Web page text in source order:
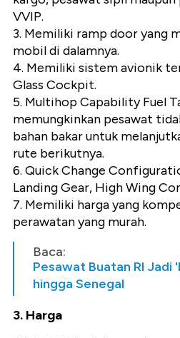
VVIP.
3. Memiliki ramp door yang
mobil di dalamnya.
4. Memiliki sistem avionik
Glass Cockpit.
5. Multihop Capability Fuel
memungkinkan pesawat
bahan bakar untuk
rute berikutnya.
6. Quick Change
Landing Gear, High Wing
7. Memiliki harga yang
perawatan yang murah.
Baca:
Pesawat Buatan RI Jadi
hingga Senegal
3. Harga